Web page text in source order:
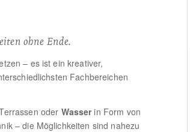
ohne Ende.
– es ist ein kreativer,
Fachbereichen
oder Wasserin Form von
– die Möglichkeiten sind nahezu